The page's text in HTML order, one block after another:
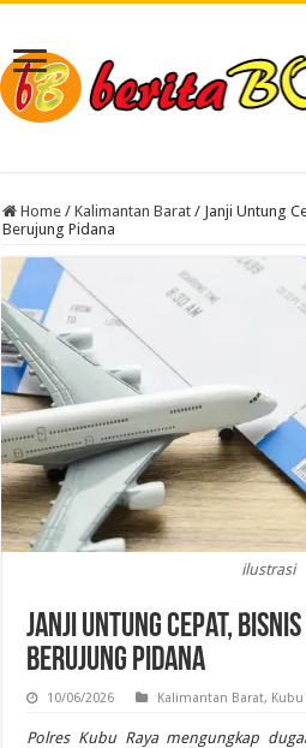
Home / Kalimantan Barat / Janji Untung
Berujung Pidana
ilustrasi
Janji Untung Cepat,
Berujung Pidana
10/06/2026 Kalimantan Barat, Kubu
Polres Kubu Raya mengungkap